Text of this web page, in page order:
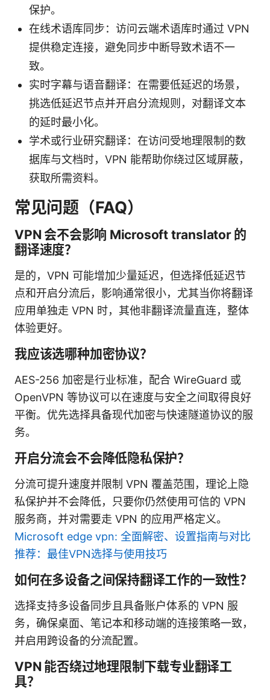
保护。
在线术语库同步：访问云端术语库时通过 VPN
提供稳定连接，避免同步中断导致术语不一
致。
实时字幕与语音翻译：在需要低延迟的场景，
挑选低延迟节点并开启分流规则，对翻译文本
的延时最小化。
学术或行业研究翻译：在访问受地理限制的数
据库与文档时，VPN 能帮助你绕过区域屏蔽，
获取所需资料。
常见问题（FAQ）
VPN 会不会影响 Microsoft translator 的
翻译速度？
是的，VPN 可能增加少量延迟，但选择低延迟节
点和开启分流后，影响通常很小，尤其当你将翻译
应用单独走 VPN 时，其他非翻译流量直连，整体
体验更好。
我应该选哪种加密协议？
AES-256 加密是行业标准，配合 WireGuard 或
OpenVPN 等协议可以在速度与安全之间取得良好
平衡。优先选择具备现代加密与快速隧道协议的服
务。
开启分流会不会降低隐私保护？
分流可提升速度并限制 VPN 覆盖范围，理论上隐
私保护并不会降低，只要你仍然使用可信的 VPN
服务商，并对需要走 VPN 的应用严格定义。
Microsoft edge vpn: 全面解密、设置指南与对比
推荐：最佳VPN选择与使用技巧
如何在多设备之间保持翻译工作的一致性？
选择支持多设备同步且具备账户体系的 VPN 服
务，确保桌面、笔记本和移动端的连接策略一致，
并启用跨设备的分流配置。
VPN 能否绕过地理限制下载专业翻译工
具？